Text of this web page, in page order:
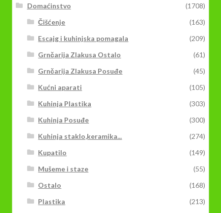
Domaćinstvo
(1708)
Čišćenje
(163)
Escajg i kuhinjska pomagala
(209)
Grnčarija Zlakusa Ostalo
(61)
Grnčarija Zlakusa Posuđe
(45)
Kućni aparati
(105)
Kuhinja Plastika
(303)
Kuhinja Posuđe
(300)
Kuhinja staklo,keramika...
(274)
Kupatilo
(149)
Mušeme i staze
(55)
Ostalo
(168)
Plastika
(213)